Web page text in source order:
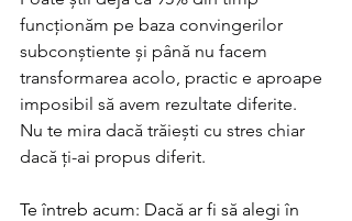
funcționăm pe baza convingerilor
subconștiente și până nu facem
transformarea acolo, practic e aproape
imposibil să avem rezultate diferite.
Nu te mira dacă trăiești cu stres chiar
dacă ți-ai propus diferit.
Te întreb acum: Dacă ar fi să alegi în